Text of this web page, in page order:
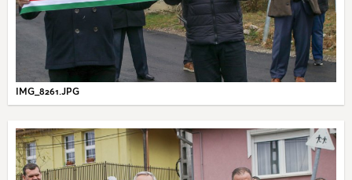
IMG_8261.JPG